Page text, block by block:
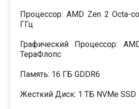
Процессор: AMD Zen 2 Octa-
ГГц
Графический Процессор:
ТераФлопс
Память: 16 ГБ GDDR6
Жесткий Диск: 1 ТБ NVMe SSD